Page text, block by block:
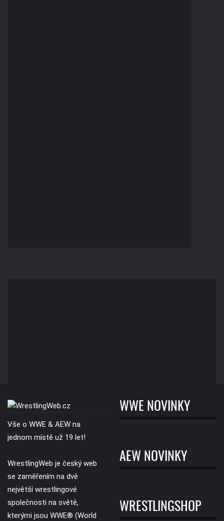
Vše o WWE & AEW na
jednom místě už 19 let!
WrestlingWeb je český web
se zaměřením na dvě
největší wrestlingové
společnosti na světě,
kterými jsou WWE® (World
WWE NOVINKY
AEW NOVINKY
WRESTLINGSHOP